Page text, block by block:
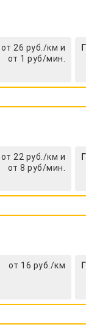
от 26 руб./км и
от 1 руб/мин.
от 22 руб./км и
от 8 руб/мин.
от 16 руб./км